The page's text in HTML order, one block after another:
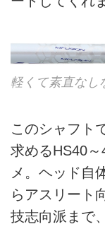
軽くて素直なし
このシャフト
求めるHS40
メ。ヘッド自
らアスリート
技志向派まで